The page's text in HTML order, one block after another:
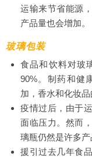
运输来节省能源
产品量也会增加。
玻璃包装
食品和饮料对玻
90%。制药和
加，香水和化妆品
疫情过后，由于
面临压力。然而
璃瓶仍然是许多产
援引过去几年食